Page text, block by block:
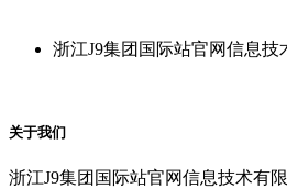
浙江J9集团国际站官网信息技
关于我们
浙江J9集团国际站官网信息技术有